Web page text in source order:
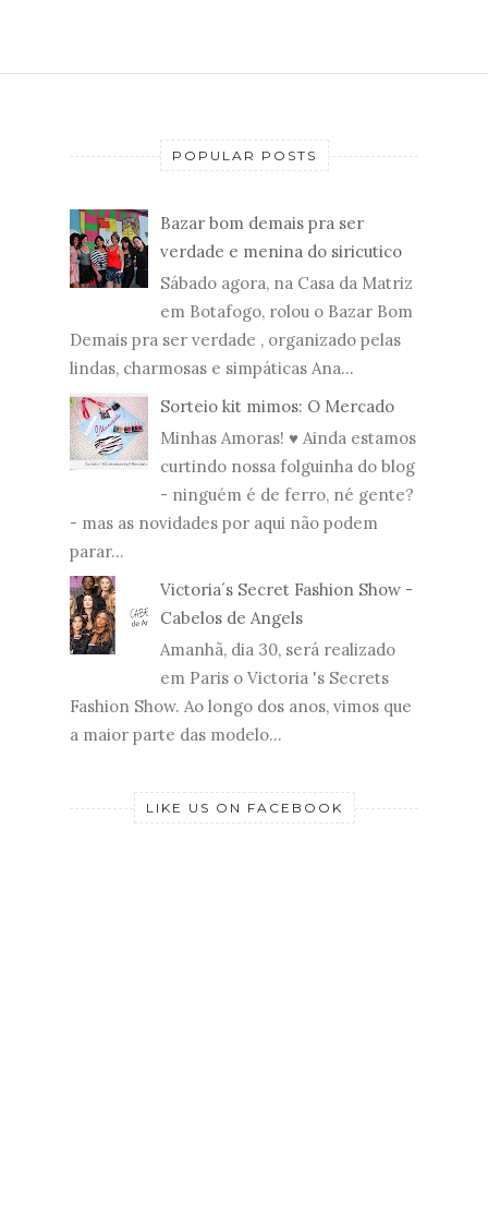
POPULAR POSTS
Bazar bom demais pra ser
verdade e menina do siricutico
Sábado agora, na Casa da Matriz
em Botafogo, rolou o Bazar Bom
Demais pra ser verdade , organizado pelas
lindas, charmosas e simpáticas Ana...
Sorteio kit mimos: O Mercado
Minhas Amoras! ♥ Ainda estamos
curtindo nossa folguinha do blog
- ninguém é de ferro, né gente?
- mas as novidades por aqui não podem
parar...
Victoria´s Secret Fashion Show -
Cabelos de Angels
Amanhã, dia 30, será realizado
em Paris o Victoria 's Secrets
Fashion Show. Ao longo dos anos, vimos que
a maior parte das modelo...
LIKE US ON FACEBOOK